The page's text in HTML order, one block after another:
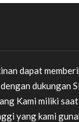
dapat
dukungan
Kami miliki
yang kami